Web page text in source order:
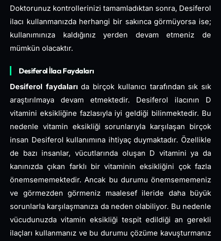
Doktorunuz kontrollerinizi tamamladıktan sonra, Desiferol
ilacı kullanmanızda herhangi bir sakınca görmüyorsa ise;
kullanımınıza kaldığınız yerden devam etmeniz de
mümkün olacaktır.
Desiferol İlacı Faydaları
Desiferol faydaları da birçok kullanıcı tarafından sık sık
araştırılmaya devam etmektedir. Desiferol ilacının D
vitamini eksikliğine fazlasıyla iyi geldiği bilinmektedir. Bu
nedenle vitamin eksikliği sorunlarıyla karşılaşan birçok
insan Desiferol kullanımına ihtiyaç duymaktadır. Özellikle
de bazı insanlar, vücutlarında oluşan D vitamini ya da
kanınızda çıkan farklı bir vitaminin eksikliğini çok fazla
önemsememektedir. Ancak bu durumu önemsememeniz
ve görmezden görmeniz maalesef ileride daha büyük
sorunlarla karşılaşmanıza da neden olabiliyor. Bu nedenle
vücudunuzda vitamin eksikliği tespit edildiği an gerekli
ilaçları kullanmanız ve bu durumu çözüme kavuşturmanız